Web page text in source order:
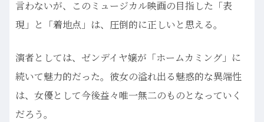
言わないが、このミュージカル映画の目指した「表
現」と「着地点」は、圧倒的に正しいと思える。
演者としては、ゼンデイヤ嬢が「ホームカミング」に
続いて魅力的だった。彼女の溢れ出る魅惑的な異端性
は、女優として今後益々唯一無二のものとなっていく
だろう。